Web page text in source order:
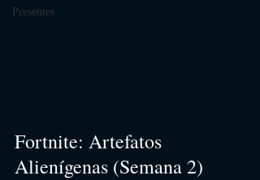
Presentes
Fortnite: Artefatos
Alienígenas (Semana 2)